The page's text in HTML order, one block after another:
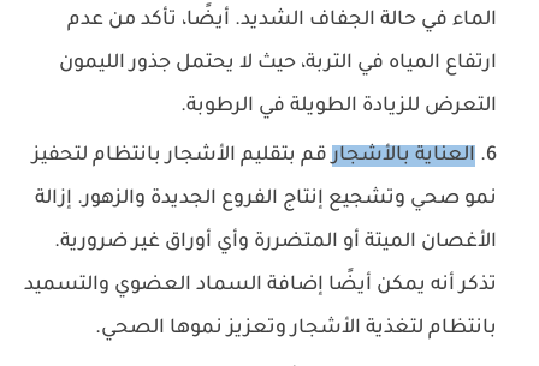
الماء في حالة الجفاف الشديد. أيضًا، تأكد من عدم
ارتفاع المياه في التربة، حيث لا يحتمل جذور الليمون
التعرض للزيادة الطويلة في الرطوبة.
العناية بالأشجار قم بتقليم الأشجار بانتظام لتحفيز
نمو صحي وتشجيع إنتاج الفروع الجديدة والزهور. إزالة
الأغصان الميتة أو المتضررة وأي أوراق غير ضرورية.
تذكر أنه يمكن أيضًا إضافة السماد العضوي والتسميد
بانتظام لتغذية الأشجار وتعزيز نموها الصحي.